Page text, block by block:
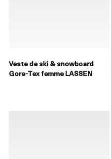
Veste de ski & snowboard
Gore-Tex femme LASSEN